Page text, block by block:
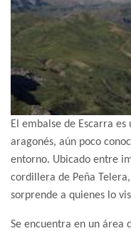
El embalse de Escarra
aragonés, aún poco
entorno. Ubicado entre
cordillera de Peña
sorprende a quienes lo
Se encuentra en un área